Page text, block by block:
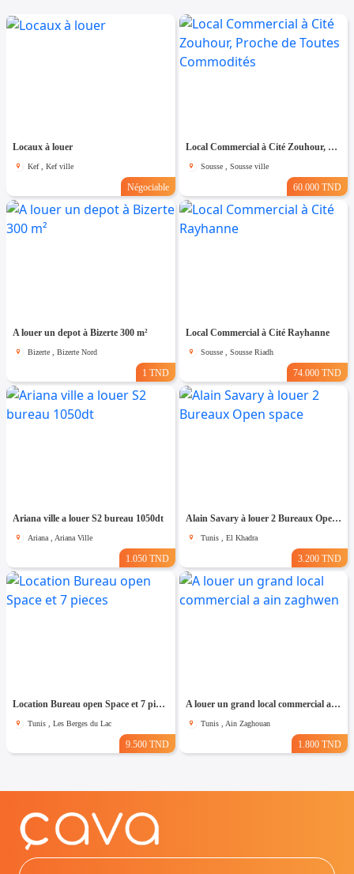
Locaux à louer
Kef , Kef ville
Négociable
Local Commercial à Cité Zouhour, Proche de Toutes Commodités
Sousse , Sousse ville
60.000 TND
A louer un depot à Bizerte 300 m²
Bizerte , Bizerte Nord
1 TND
Local Commercial à Cité Rayhanne
Sousse , Sousse Riadh
74.000 TND
Ariana ville a louer S2 bureau 1050dt
Ariana , Ariana Ville
1.050 TND
Alain Savary à louer 2 Bureaux Open space
Tunis , El Khadra
3.200 TND
Location Bureau open Space et 7 pieces
Tunis , Les Berges du Lac
9.500 TND
A louer un grand local commercial a ain zaghwen
Tunis , Ain Zaghouan
1.800 TND